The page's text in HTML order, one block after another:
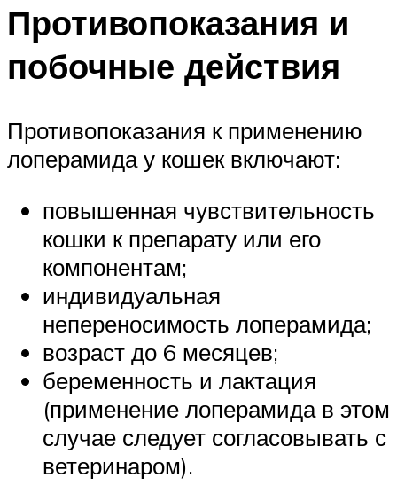
Противопоказания и
побочные действия
Противопоказания к применению
лоперамида у кошек включают:
повышенная чувствительность
кошки к препарату или его
компонентам;
индивидуальная
непереносимость лоперамида;
возраст до 6 месяцев;
беременность и лактация
(применение лоперамида в этом
случае следует согласовывать с
ветеринаром).